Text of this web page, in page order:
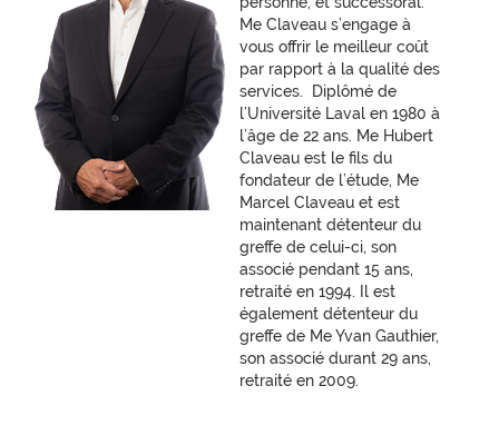
Me Claveau s’engage à
vous offrir le meilleur coût
par rapport à la qualité des
services. Diplômé de
l’Université Laval en 1980 à
l’âge de 22 ans. Me Hubert
Claveau est le fils du
fondateur de l’étude, Me
Marcel Claveau et est
maintenant détenteur du
greffe de celui-ci, son
associé pendant 15 ans,
retraité en 1994. Il est
également détenteur du
greffe de Me Yvan Gauthier,
son associé durant 29 ans,
retraité en 2009.